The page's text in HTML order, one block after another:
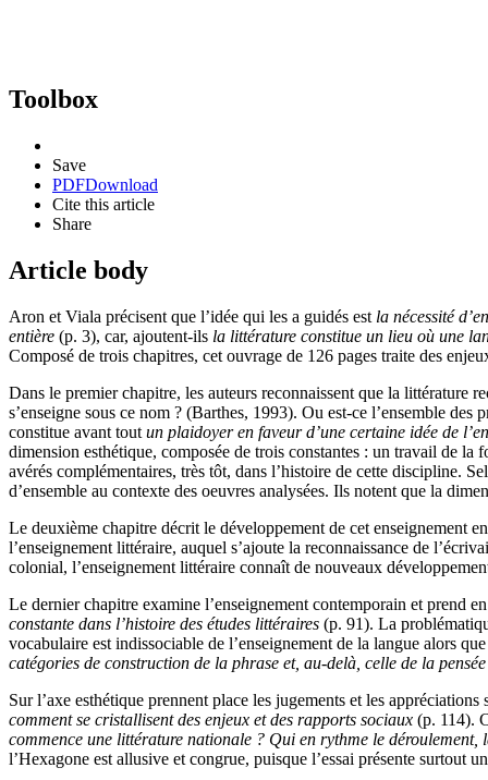
Toolbox
Save
PDFDownload
Cite this article
Share
Article body
Aron et Viala précisent que l’idée qui les a guidés est la nécessité
entière (p. 3), car, ajoutent-ils la littérature constitue un lieu où une
Composé de trois chapitres, cet ouvrage de 126 pages traite des
Dans le premier chapitre, les auteurs reconnaissent que la littérature
s’enseigne sous ce nom ? (Barthes, 1993). Ou est-ce l’ensemble
constitue avant tout un plaidoyer en faveur d’une certaine idée de
dimension esthétique, composée de trois constantes : un travail de
avérés complémentaires, très tôt, dans l’histoire de cette discipline.
d’ensemble au contexte des oeuvres analysées. Ils notent que la
Le deuxième chapitre décrit le développement de cet enseignement
l’enseignement littéraire, auquel s’ajoute la reconnaissance de
colonial, l’enseignement littéraire connaît de nouveaux
Le dernier chapitre examine l’enseignement contemporain et prend
constante dans l’histoire des études littéraires (p. 91). La
vocabulaire est indissociable de l’enseignement de la langue alors
catégories de construction de la phrase et, au-delà, celle de la pensée
Sur l’axe esthétique prennent place les jugements et les
comment se cristallisent des enjeux et des rapports sociaux (p. 114).
commence une littérature nationale ? Qui en rythme le déroulement,
l’Hexagone est allusive et congrue, puisque l’essai présente surtout